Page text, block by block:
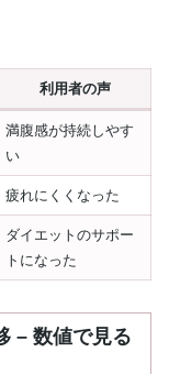
利用者の声
満腹感が持続しやす
い
疲れにくくなった
ダイエットのサポー
トになった
– 数値で見る